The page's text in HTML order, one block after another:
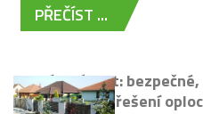
PŘEČÍST ...
Hliníkový plot:
bezúdržbové řešení